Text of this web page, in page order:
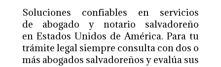
Soluciones confiables en servicios
de abogado y notario salvadoreño
en Estados Unidos de América. Para tu
trámite legal siempre consulta con dos o
más abogados salvadoreños y evalúa sus